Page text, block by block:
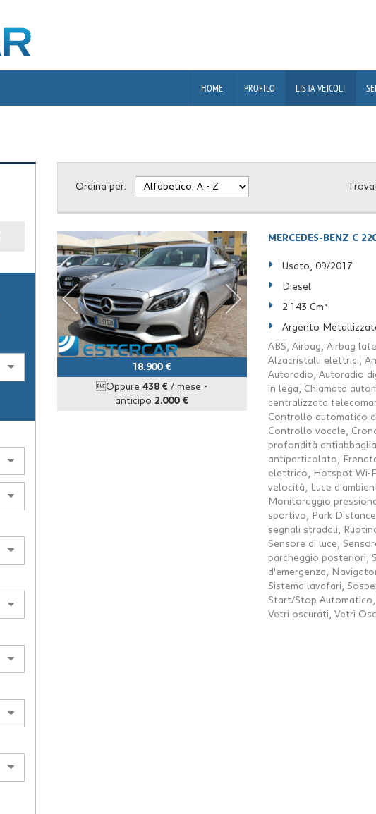
HOME PROFILO LISTA VEICOLI
Ordina per:
18.900 €
Oppure438 € / mese -
anticipo 2.000 €
MERCEDES-BENZ C
Usato, 09/2017
Diesel
2.143 Cm³
Argento
ABS, Airbag, Airbag
Alzacristalli elettrici,
Autoradio, Autoradio
in lega, Chiamata
centralizzata
Controllo automatico
Controllo vocale,
profondità
antiparticolato,
elettrico, Hotspot Wi-
velocità, Luce
Monitoraggio
sportivo, Park
segnali stradali,
Sensore di luce,
parcheggio posteriori,
d'emergenza,
Sistema lavafari,
Start/Stop Automatico,
Vetri oscurati, Vetri